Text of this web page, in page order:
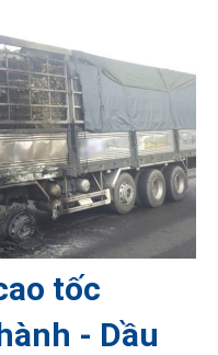
tốc
- Dầu